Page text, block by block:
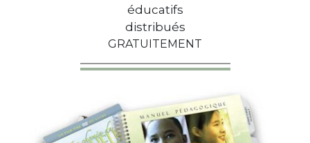
éducatifs
distribués
GRATUITEMENT